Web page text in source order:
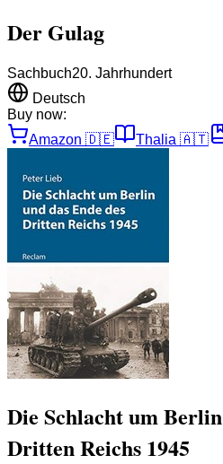
Der Gulag
Sachbuch20. Jahrhundert
Deutsch
Buy now:
Amazon 🇩🇪 Thalia 🇦🇹
Die Schlacht um
Dritten Reichs 1945